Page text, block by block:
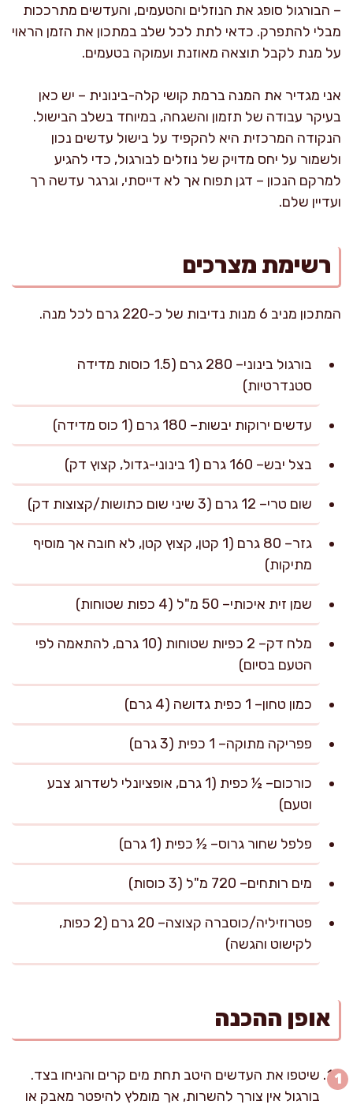
– הבורגול סופג את הנוזלים והטעמים, והעדשים מתרככות
מבלי להתפרק. כדאי לתת לכל שלב במתכון את הזמן הראוי
על מנת לקבל תוצאה מאוזנת ועמוקה בטעמים.
אני מגדיר את המנה ברמת קושי קלה-בינונית – יש כאן
בעיקר עבודה של תזמון והשגחה, במיוחד בשלב הבישול.
הנקודה המרכזית היא להקפיד על בישול עדשים נכון
ולשמור על יחס מדויק של נוזלים לבורגול, כדי להגיע
למרקם הנכון – דגן תפוח אך לא דייסתי, וגרגר עדשה רך
ועדיין שלם.
רשימת מצרכים
המתכון מניב 6 מנות נדיבות של כ-220 גרם לכל מנה.
בורגול בינוני– 280 גרם (1.5 כוסות מדידה
סטנדרטיות)
עדשים ירוקות יבשות– 180 גרם (1 כוס מדידה)
בצל יבש– 160 גרם (1 בינוני-גדול, קצוץ דק)
שום טרי– 12 גרם (3 שיני שום כתושות/קצוצות דק)
גזר– 80 גרם (1 קטן, קצוץ קטן, לא חובה אך מוסיף
מתיקות)
שמן זית איכותי– 50 מ"ל (4 כפות שטוחות)
מלח דק– 2 כפיות שטוחות (10 גרם, להתאמה לפי
הטעם בסיום)
כמון טחון– 1 כפית גדושה (4 גרם)
פפריקה מתוקה– 1 כפית (3 גרם)
כורכום– ½ כפית (1 גרם, אופציונלי לשדרוג צבע
וטעם)
פלפל שחור גרוס– ½ כפית (1 גרם)
מים רותחים– 720 מ"ל (3 כוסות)
פטרוזיליה/כוסברה קצוצה– 20 גרם (2 כפות,
לקישוט והגשה)
אופן ההכנה
שיטפו את העדשים היטב תחת מים קרים והניחו בצד.
בורגול אין צורך להשרות, אך מומלץ להיפטר מאבק או